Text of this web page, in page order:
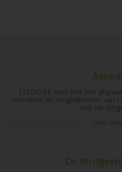
LLEDD.BE start met een
voordelen en mogelijkheden van
met uw
Lees
De